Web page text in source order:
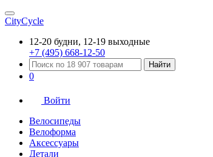
CityCycle
12-20 будни, 12-19 выходные
+7 (495) 668-12-50
Найти
0
Войти
Велосипеды
Велоформа
Аксессуары
Детали